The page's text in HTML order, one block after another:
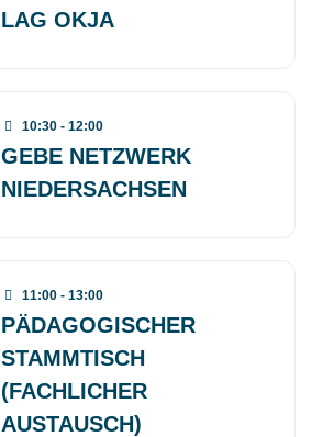
LAG OKJA
10:30 - 12:00
GEBE NETZWERK
NIEDERSACHSEN
11:00 - 13:00
PÄDAGOGISCHER
STAMMTISCH
(FACHLICHER
AUSTAUSCH)